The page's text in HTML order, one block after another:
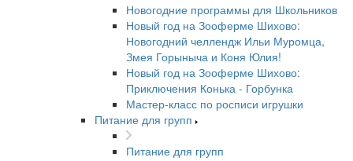
Новогодние программы для Школьников
Новый год на Зооферме Шихово:
Новогодний челлендж Ильи Муромца,
Змея Горыныча и Коня Юлия!
Новый год на Зооферме Шихово:
Приключения Конька - Горбунка
Мастер-класс по росписи игрушки
Питание для групп
Питание для групп